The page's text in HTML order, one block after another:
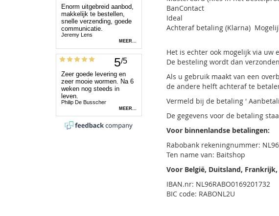
BanContact
Ideal
Achteraf betaling (Klarna)
Het is echter ook mogelijk via uw
De besteling wordt dan
Als u gebruik maakt van een
de andere helft achteraf te
Vermeld bij de betaling '
De gegevens voor de betaling
Voor binnenlandse betalingen:
Rabobank rekeningnummer:
Ten name van: Baitshop
Voor België, Duitsland, Frankrijk,
IBAN.nr: NL96RABO0169201732
BIC code: RABONL2U